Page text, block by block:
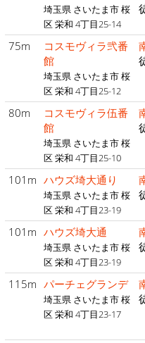
埼玉県 さいたま市 桜
区 栄和 4丁目25-14
75m
コスモヴィラ弐番
館
埼玉県 さいたま市 桜
区 栄和 4丁目25-12
80m
コスモヴィラ伍番
館
埼玉県 さいたま市 桜
区 栄和 4丁目25-10
101m ハウズ埼大通り
埼玉県 さいたま市 桜
区 栄和 4丁目23-19
101m ハウズ埼大通
埼玉県 さいたま市 桜
区 栄和 4丁目23-19
115m パーチェグランデ
埼玉県 さいたま市 桜
区 栄和 4丁目23-17